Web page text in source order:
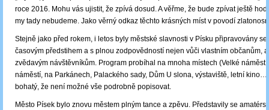
roce 2016. Mohu vás ujistit, že zpívá dosud. A věřme, že bude zpívat ještě
my tady nebudeme. Jako věrný odkaz těchto krásných míst v povodí
Stejně jako před rokem, i letos byly městské slavnosti v Písku připravovány
časovým předstihem a s plnou zodpovědností nejen vůči vlastním občanům,
zvědavým návštěvníkům. Program probíhal na mnoha místech (Velké
náměstí, na Parkánech, Palackého sady, Dům U slona, výstaviště, letní
bohatý, že není možné vše podrobně popisovat.
Město Písek bylo znovu městem plným tance a zpěvu. Představily se